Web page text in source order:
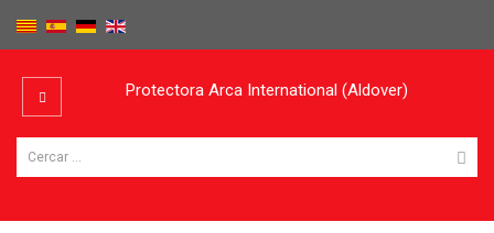
Protectora Arca International (Aldover)